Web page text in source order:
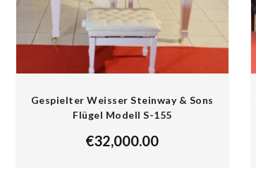
Gespielter Weisser Steinway & Sons
Flügel Modell S-155
€32,000.00